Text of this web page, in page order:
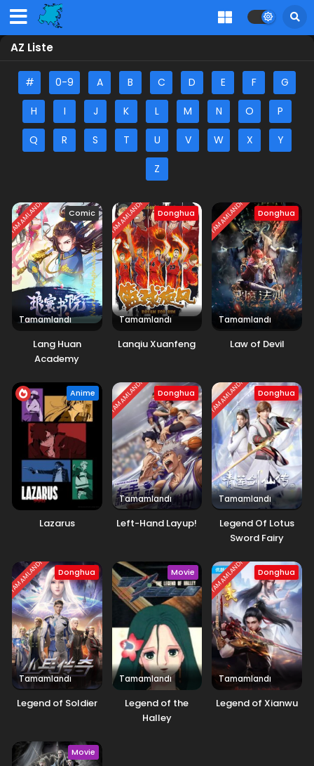
AZ Liste
# 0-9 A B C D E F G
H I J K L M N O P
Q R S T U V W X Y
Z
TAMAMLANDI Comic
Tamamlandı
Lang Huan
Academy
TAMAMLANDI Donghua
Tamamlandı
Lanqiu Xuanfeng
TAMAMLANDI Donghua
Tamamlandı
Law of Devil
Anime
Lazarus
TAMAMLANDI Donghua
Tamamlandı
Left-Hand Layup!
TAMAMLANDI Donghua
Tamamlandı
Legend Of Lotus
Sword Fairy
TAMAMLANDI Donghua
Tamamlandı
Legend of Soldier
Movie
Tamamlandı
Legend of the
Halley
TAMAMLANDI Donghua
Tamamlandı
Legend of Xianwu
Movie